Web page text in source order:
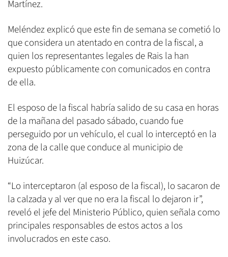
Martínez.
Meléndez explicó que este fin de semana se cometió lo
que considera un atentado en contra de la fiscal, a
quien los representantes legales de Rais la han
expuesto públicamente con comunicados en contra
de ella.
El esposo de la fiscal habría salido de su casa en horas
de la mañana del pasado sábado, cuando fue
perseguido por un vehículo, el cual lo interceptó en la
zona de la calle que conduce al municipio de
Huizúcar.
“Lo interceptaron (al esposo de la fiscal), lo sacaron de
la calzada y al ver que no era la fiscal lo dejaron ir”,
reveló el jefe del Ministerio Público, quien señala como
principales responsables de estos actos a los
involucrados en este caso.